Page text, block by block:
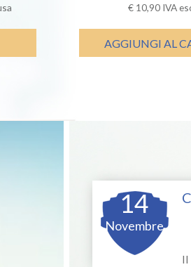
€10,90 IVA
AGGIUNGI AL
14
Novembre
Il